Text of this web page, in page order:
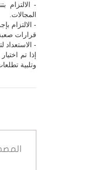
-
المجالات.
- الالتزام
قرارات
- الاستعداد
إذا تم
وتلبية